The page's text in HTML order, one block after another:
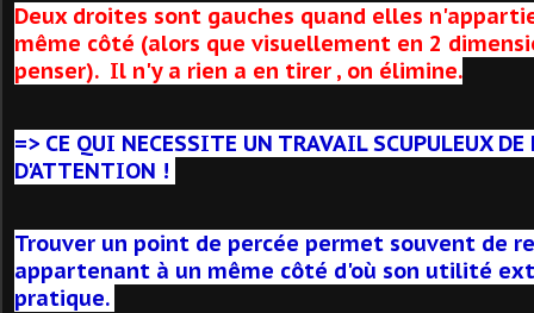
Deux droites sont gauches quand elles
même côté (alors que visuellement en 2
penser). Il n'y a rien a en tirer , on élimine.
=> CE QUI NECESSITE UN TRAVAIL SCUPULEUX
D'ATTENTION !
Trouver un point de percée permet souvent de
appartenant à un même côté d'où son utilité
pratique.